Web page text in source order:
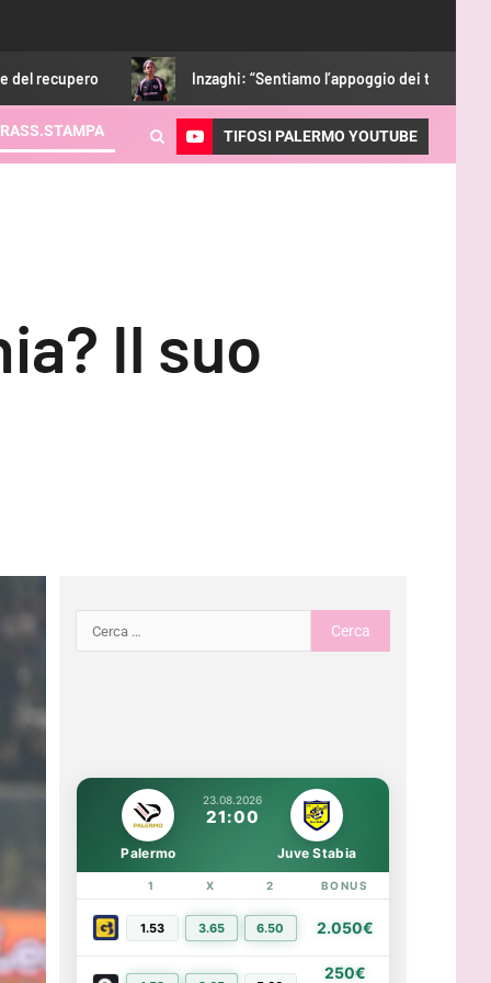
Inzaghi: “Sentiamo l’appoggio dei tifosi, dobbiamo dare
RASS.STAMPA TIFOSI PALERMO YOUTUBE
Il suo
23.08.2026
21:00
Palermo Juve Stabia
1 X 2 BONUS
1.53 3.65 6.50 2.050€
250€